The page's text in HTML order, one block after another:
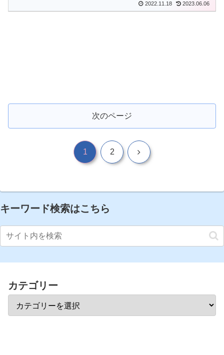
加入必須保険金は 調剤事故１億円、医
2022.11.18 2023.06.06
次のページ
1 2 次
キーワード検索はこちら
カテゴリー